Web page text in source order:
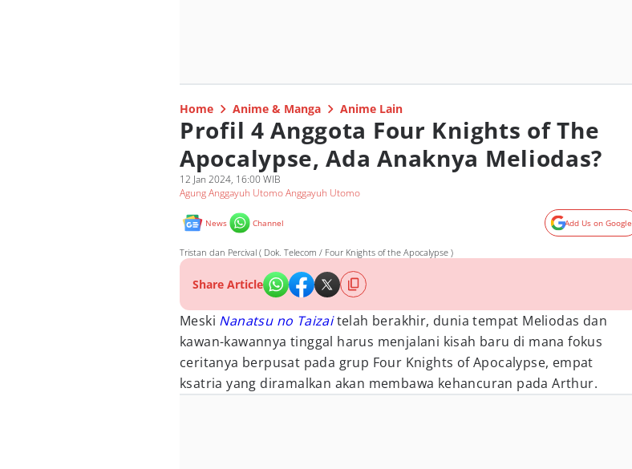
Home Anime & Manga Anime Lain
Profil 4 Anggota Four Knights of The
Apocalypse, Ada Anaknya Meliodas?
12 Jan 2024, 16:00 WIB
Agung Anggayuh Utomo Anggayuh Utomo
News Channel Add Us on Google
Tristan dan Percival ( Dok. Telecom / Four Knights of the Apocalypse )
Share Article
Meski Nanatsu no Taizai telah berakhir, dunia tempat Meliodas dan
kawan-kawannya tinggal harus menjalani kisah baru di mana fokus
ceritanya berpusat pada grup Four Knights of Apocalypse, empat
ksatria yang diramalkan akan membawa kehancuran pada Arthur.